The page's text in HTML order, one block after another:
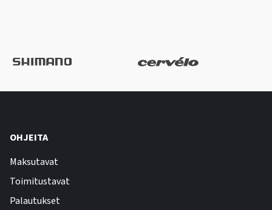
OHJEITA
Maksutavat
Toimitustavat
Palautukset